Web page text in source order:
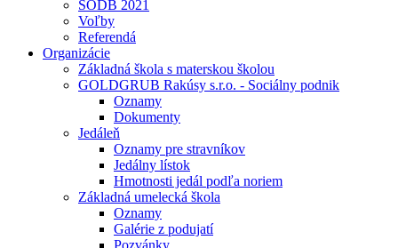
SODB 2021
Voľby
Referendá
Organizácie
Základná škola s materskou školou
GOLDGRUB Rakúsy s.r.o. - Sociálny podnik
Oznamy
Dokumenty
Jedáleň
Oznamy pre stravníkov
Jedálny lístok
Hmotnosti jedál podľa noriem
Základná umelecká škola
Oznamy
Galérie z podujatí
Pozvánky